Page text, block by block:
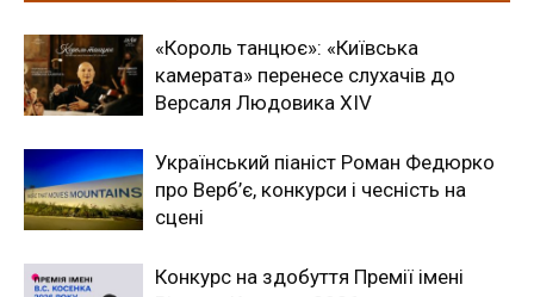
«Король танцює»: «Київська
камерата» перенесе слухачів до
Версаля Людовика XIV
Український піаніст Роман Федюрко
про Верб’є, конкурси і чесність на
сцені
Конкурс на здобуття Премії імені